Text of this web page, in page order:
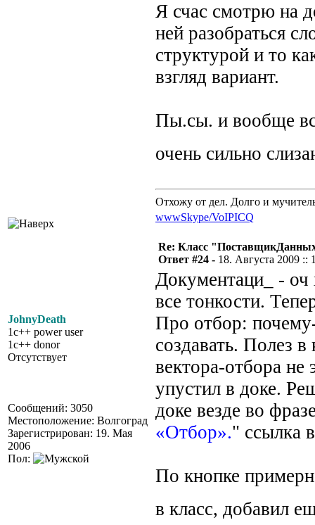
Я счас смотрю на
ней разобраться
структурой и то
взгляд вариант.
Пы.сы. и вообще
очень сильно
Отхожу от дел. Долго и
wwwSkype/VoIPICQ
JohnyDeath
1c++ power user
1c++ donor
Отсутствует
Сообщений: 3050
Местоположение: Волгоград
Зарегистрирован: 19. Мая
2006
Пол:
Re: Класс
Ответ #24 - 18. Августа 2009 ::
Документаци_ - оч
все тонкости.
Про отбор:
создавать. Полез
вектора-отбора не
упустил в доке.
доке везде во
«Отбор»." ссылка
По кнопке
в класс, добавил